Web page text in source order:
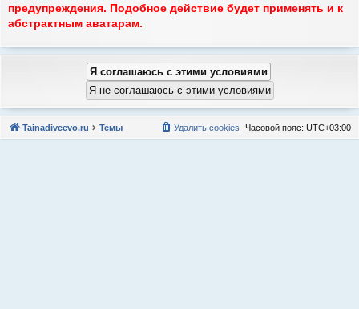
предупреждения. Подобное действие будет применять и к
абстрактным аватарам.
Tainadiveevo.ru Темы Часовой пояс: UTC+03:00
Удалить cookies